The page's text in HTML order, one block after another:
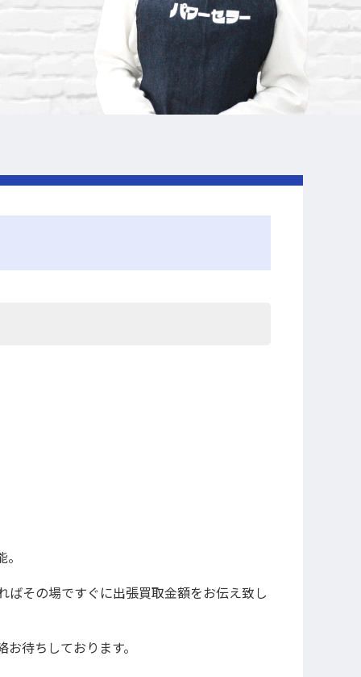
その場ですぐに出張買取金額をお伝え致し
待ちしております。